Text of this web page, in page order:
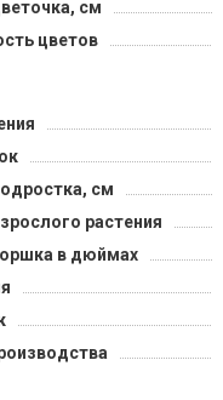
см
цветов
см
растения
в дюймах